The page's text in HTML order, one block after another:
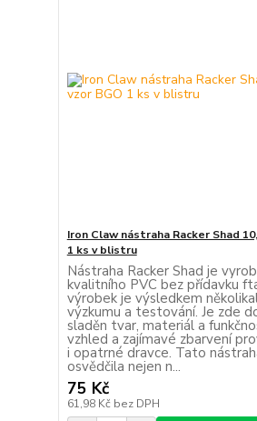
Iron Claw nástraha Racker Shad
1 ks v blistru
Nástraha Racker Shad je
kvalitního PVC bez přídavku
výrobek je výsledkem
výzkumu a testování. Je zde
sladěn tvar, materiál a
vzhled a zajímavé zbarvení
i opatrné dravce. Tato
osvědčila nejen n...
75 Kč
61,98 Kč bez DPH